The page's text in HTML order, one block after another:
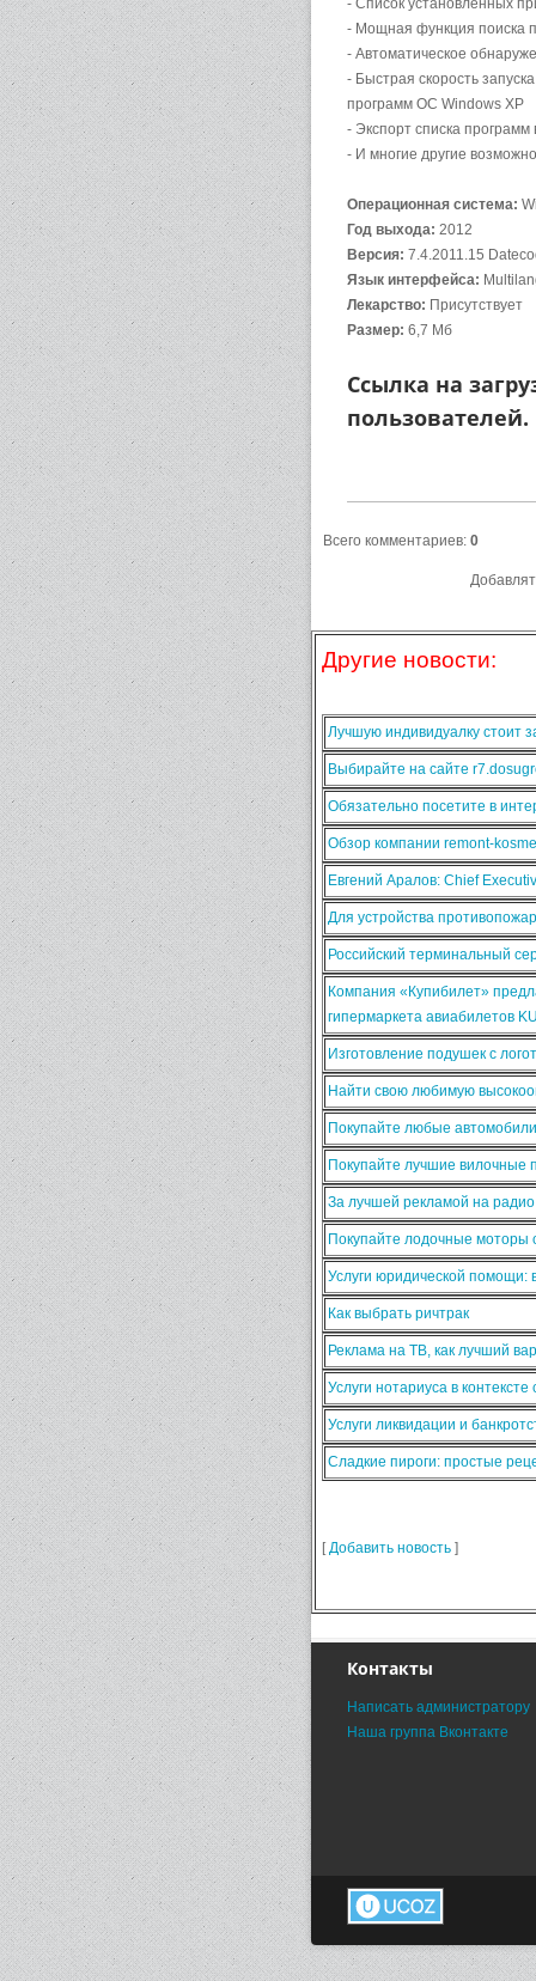
- Список установленных
- Мощная функция поиска
- Автоматическое
- Быстрая скорость
программ ОС Windows XP
- Экспорт списка
- И многие другие
Операционная система:
Год выхода: 2012
Версия: 7.4.2011.15
Язык интерфейса:
Лекарство: Присутствует
Размер: 6,7 Мб
Ссылка на
пользователей.
Всего комментариев: 0
Другие новости:
Лучшую индивидуалку стоит
Выбирайте на сайте
Обязательно посетите в
Обзор компании remont-
Евгений Аралов: Chief
Для устройства
Российский терминальный
Компания «Купибилет»
гипермаркета авиабилетов
Изготовление подушек с
Найти свою любимую
Покупайте любые
Покупайте лучшие вилочные
За лучшей рекламой на
Покупайте лодочные моторы
Услуги юридической
Как выбрать ричтрак
Реклама на ТВ, как лучший
Услуги нотариуса в
Услуги ликвидации и
Сладкие пироги: простые
[Добавить новость ]
Контакты
Написать администратору
Наша группа Вконтакте